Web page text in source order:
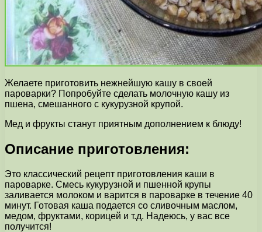
Желаете приготовить нежнейшую кашу в своей
пароварки? Попробуйте сделать молочную кашу из
пшена, смешанного с кукурузной крупой.
Мед и фрукты станут приятным дополнением к блюду!
Описание приготовления:
Это классический рецепт приготовления каши в
пароварке. Смесь кукурузной и пшенной крупы
заливается молоком и варится в пароварке в течение 40
минут. Готовая каша подается со сливочным маслом,
медом, фруктами, корицей и т.д. Надеюсь, у вас все
получится!